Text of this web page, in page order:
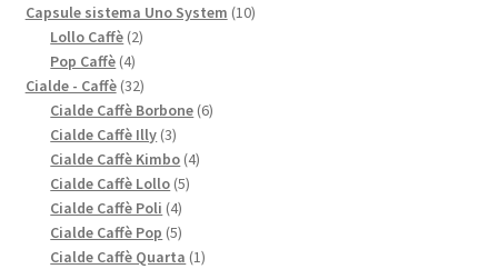
prodotti
Capsule sistema Uno System 1010
Lollo Caffè 22
Pop Caffè 44
prodotti
Cialde - Caffè 3232
prodotti
Cialde Caffè Borbone 66
Cialde Caffè Illy 33
prodotti
Cialde Caffè Kimbo 44
Cialde Caffè Lollo 55
Cialde Caffè Poli 44
prodotti
Cialde Caffè Pop 55
prodotti
Cialde Caffè Quarta 11